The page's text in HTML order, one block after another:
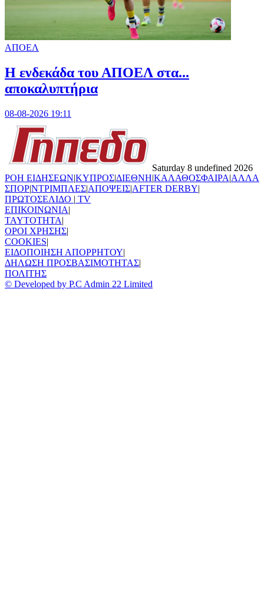
ΑΠΟΕΛ
Η ενδεκάδα του ΑΠΟΕΛ στα...
αποκαλυπτήρια
08-08-2026 19:11
Saturday 8 undefined 2026
ΡΟΗ ΕΙΔΗΣΕΩΝ|ΚΥΠΡΟΣ|ΔΙΕΘΝΗ|ΚΑΛΑΘΟΣΦΑΙΡΑ|ΑΛΛΑ
ΣΠΟΡ|ΝΤΡΙΜΠΛΕΣ|ΑΠΟΨΕΙΣ|AFTER DERBY|
ΠΡΩΤΟΣΕΛΙΔΟ | TV
ΕΠΙΚΟΙΝΩΝΙΑ|
TAYTOTHTA|
ΟΡΟΙ ΧΡΗΣΗΣ|
COOKIES|
ΕΙΔΟΠΟΙΗΣΗ ΑΠΟΡΡΗΤΟΥ|
ΔΗΛΩΣΗ ΠΡΟΣΒΑΣΙΜΟΤΗΤΑΣ|
ΠΟΛΙΤΗΣ
© Developed by P.C Admin 22 Limited